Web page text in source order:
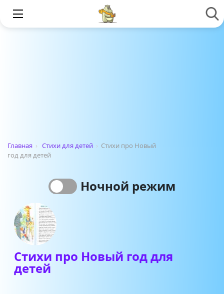
Главная › Стихи для детей › Стихи про Новый
год для детей
Ночной режим
Стихи про Новый год для
детей